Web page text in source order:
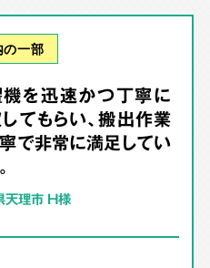
の一部
を迅速かつ丁寧に
てもらい、搬出作業
で非常に満足してい
天理市 H様